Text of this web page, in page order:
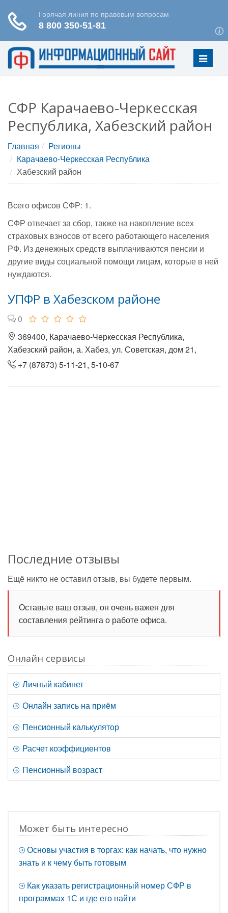
Меню
СФР Карачаево-Черкесская
Республика, Хабезский район
Главная
Регионы
Карачаево-Черкесская Республика
Хабезский район
Всего офисов СФР: 1.
СФР отвечает за сбор, также на накопление всех
страховых взносов от всего работающего населения
РФ. Из денежных средств выплачиваются пенсии и
другие виды социальной помощи лицам, которые в ней
нуждаются.
УПФР в Хабезском районе
0
369400, Карачаево-Черкесская Республика,
Хабезский район, а. Хабез, ул. Советская, дом 21,
+7 (87873) 5-11-21, 5-10-67
Последние отзывы
Ещё никто не оставил отзыв, вы будете первым.
Оставьте ваш отзыв, он очень важен для
составления рейтинга о работе офиса.
Онлайн сервисы
Личный кабинет
Онлайн запись на приём
Пенсионный калькулятор
Расчет коэффициентов
Пенсионный возраст
Может быть интересно
Основы участия в торгах: как начать, что нужно
знать и к чему быть готовым
Как указать регистрационный номер СФР в
программах 1С и где его найти